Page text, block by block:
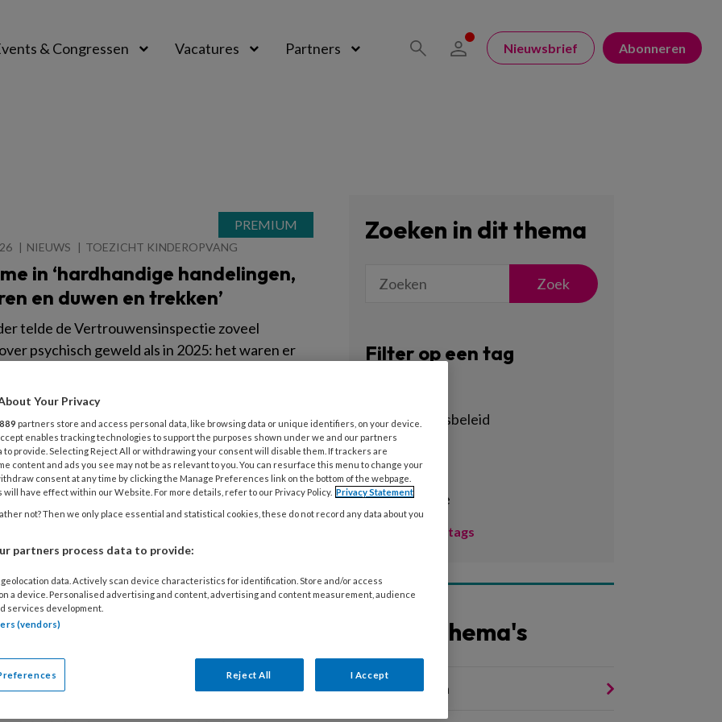
& Congressen Vacatures Partners Nieuwsbrief Abonneren
NIEUWS TOEZICHT KINDEROPVANG
in ‘hardhandige handelingen,
en duwen en trekken’
telde de Vertrouwensinspectie zoveel
psychisch geweld als in 2025: het waren er
geweld steeg: van 200 naar 246. Een belangrijk
woorden: een kind dat emotioneel mishandeld
weinig verwachten.
2026
basis Wat is het ook
En wat niet?
een willekeurige pedagogisch professional wat
op die vraag is de opdracht van bijzonder
Amaranta de Haan. ‘Het gaat om de mensen en
Zoeken in dit thema
Zoek
Filter op een tag
achterstandsbeleid
activiteiten
adhd
administratie
Toon meer tags
Andere thema's
Samenwerken
Your Privacy
889 partners store and access personal data, like browsing data or unique identifiers, on your device.
enables tracking technologies to support the purposes shown under we and our partners
to provide. Selecting Reject All or withdrawing your consent will disable them. If trackers are
content and ads you see may not be as relevant to you. You can resurface this menu to change your
consent at any time by clicking the Manage Preferences link on the bottom of the webpage.
will have effect within our Website. For more details, refer to our Privacy Policy. Privacy Statement
not? Then we only place essential and statistical cookies, these do not record any data about you
partners process data to provide:
data. Actively scan device characteristics for identification. Store and/or access
a device. Personalised advertising and content, advertising and content measurement, audience
services development.
(vendors)
Reject All I Accept